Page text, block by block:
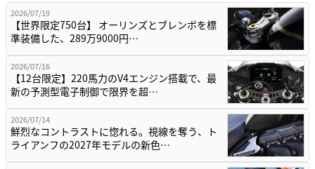
2026/07/19
【世界限定750台】 オーリンズとブレンボを標
準装備した、289万9000円…
2026/07/16
【12台限定】220馬力のV4エンジン搭載で、最
新の予測型電子制御で限界を超…
2026/07/14
鮮烈なコントラストに惚れる。視線を奪う、ト
ライアンフの2027年モデルの新色…